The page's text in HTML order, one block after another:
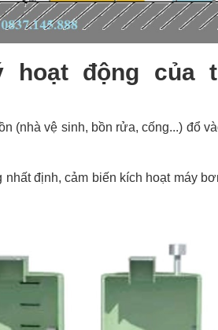
hoạt động của
(nhà vệ sinh, bồn rửa, cống...) đổ
định, cảm biến kích hoạt máy